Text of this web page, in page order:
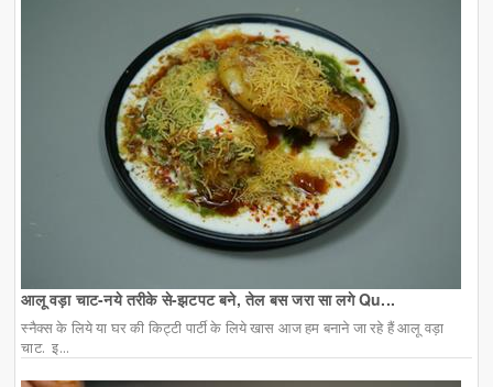
आलू वड़ा चाट-नये तरीके से-झटपट बने, तेल बस जरा सा लगे Qu...
स्नैक्स के लिये या घर की किट्टी पार्टी के लिये खास आज हम बनाने जा रहे हैं आलू वड़ा
चाट. इ...